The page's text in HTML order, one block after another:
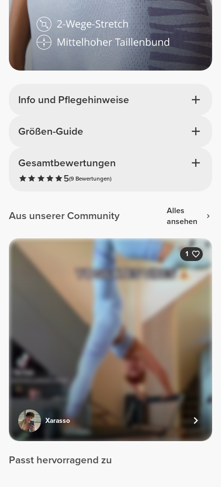
Info und Pflegehinweise
Gesamtbewertungen
5(9 Bewertungen)
Größen-Guide
Aus unserer Community
Alles
ansehen
1
Xarasso
Passt hervorragend zu